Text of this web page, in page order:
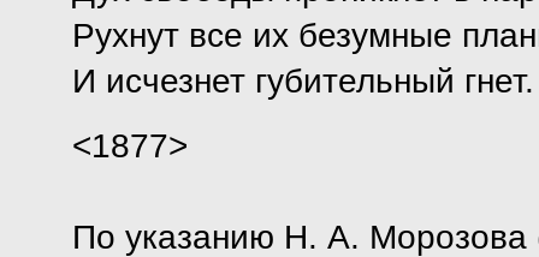
Рухнут все их безумные
И исчезнет губительный гнет.
<1877>
По указанию Н. А.